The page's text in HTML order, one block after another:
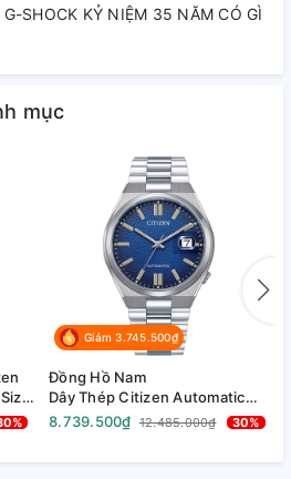
hồ nam dây thép, citizen bm7262-
đồng hồ cao cấp
G-SHOCK KỶ NIỆM 35 NĂM CÓ GÌ
mục
Giảm 3.745.500₫
Đồng Hồ Nam
Dây Thép Citizen Automatic
Tsuyosa NJ0151-88L - Size
8.739.500₫ 12.485.000₫ 30%